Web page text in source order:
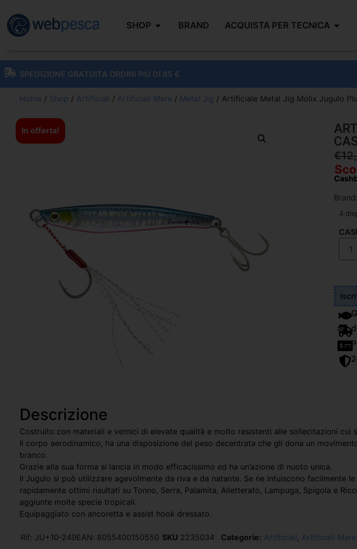
SHOP BRAND ACQUISTA PER TECNICA
SPEDIZIONE GRATUITA ORDINI PIÙ DI 85 €
Home / Shop / Artificiali / Artificiali Mare / Metal Jig / Artificiale Metal Jig Molix Jugulo
In offerta!
€
Brand:
4
Descrizione
Costruito con materiali e vernici di elevate qualità e molto resistenti alle sollecitazioni
Il corpo aerodinamico, ha una disposizione del peso decentrata che gli dona un
branco.
Grazie alla sua forma si lancia in modo efficacissimo ed ha un’azione di nuoto unica.
Il Jugulo si può utilizzare agevolmente da riva e da natante. Se ne intuiscono facilmente
rapidamente ottimi risultati su Tonno, Serra, Palamita, Alletterato, Lampuga, Spigola e
aggiunte molte specie tropicali.
Equipaggiato con ancoretta e assist hook dressato.
Rif: JU+10-249EAN: 8055400150550 SKU 2235034 Categorie: Artificiali , Artificiali Mare